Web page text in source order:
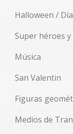
Halloween /
Super héroes
Música
San Valentin
Figuras
Medios de